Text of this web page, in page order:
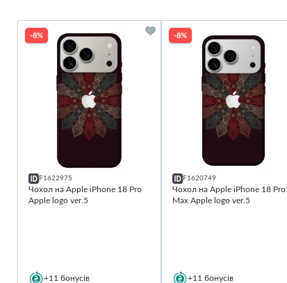
-8%
F1622975
Чохол на Apple iPhone 18 Pro
Apple logo ver.5
+11 бонусів
-8%
F1620749
Чохол на Apple iPhone 18 Pro
Max Apple logo ver.5
+11 бонусів